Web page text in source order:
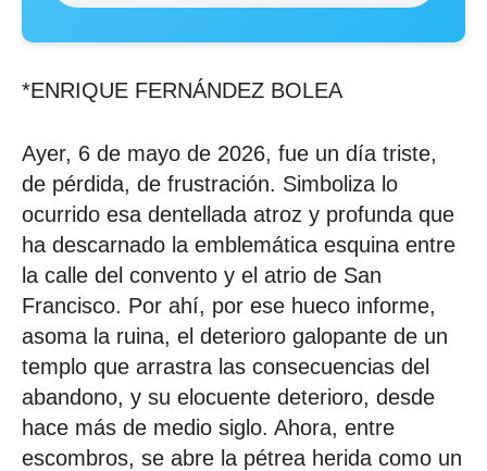
*ENRIQUE FERNÁNDEZ BOLEA
Ayer, 6 de mayo de 2026, fue un día triste,
de pérdida, de frustración. Simboliza lo
ocurrido esa dentellada atroz y profunda que
ha descarnado la emblemática esquina entre
la calle del convento y el atrio de San
Francisco. Por ahí, por ese hueco informe,
asoma la ruina, el deterioro galopante de un
templo que arrastra las consecuencias del
abandono, y su elocuente deterioro, desde
hace más de medio siglo. Ahora, entre
escombros, se abre la pétrea herida como un